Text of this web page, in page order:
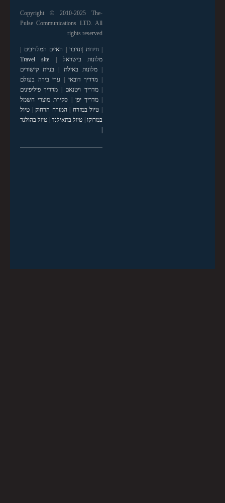
Copyright © 2010-2025 The-
Pulse Communications LTD. All
rights reserved
|חידות |זנזיבר | האיים המלדיבים |
מלונות בישראל |
Travel site
|מלונות באילת | בניית קישורים
| מדריך דובאי | ערי בירה בעולם
|מדריך ויטנאם | מדריך פיליפינים
|מדריך יפן | סקירת מוצרי חשמל
| טיול במזרח | המזרח הרחוק| טיול
במרוקו| טיול בתאילנד| טיול בהולנד
|